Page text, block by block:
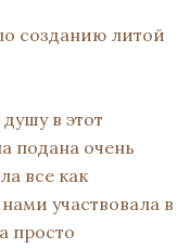
созданию литой
в этот
подана очень
все как
участвовала в
просто